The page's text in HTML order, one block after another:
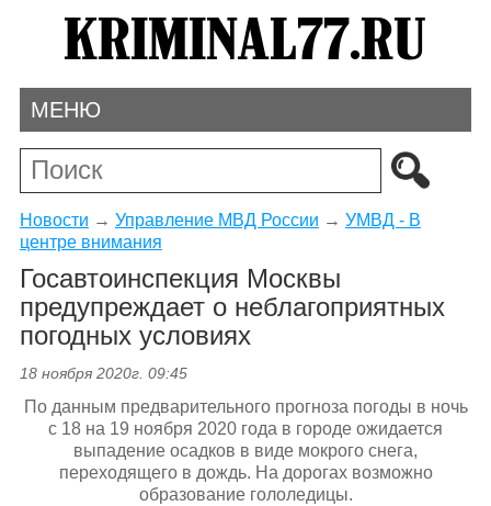
МЕНЮ
Новости → Управление МВД России → УМВД - В
центре внимания
Госавтоинспекция Москвы
предупреждает о неблагоприятных
погодных условиях
18 ноября 2020г. 09:45
По данным предварительного прогноза погоды в ночь
с 18 на 19 ноября 2020 года в городе ожидается
выпадение осадков в виде мокрого снега,
переходящего в дождь. На дорогах возможно
образование гололедицы.